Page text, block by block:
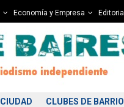
Economía y Empresa Editorial
CIUDAD CLUBES DE BARRIO